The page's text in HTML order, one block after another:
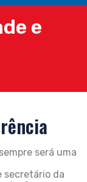
e
será uma
secretário da